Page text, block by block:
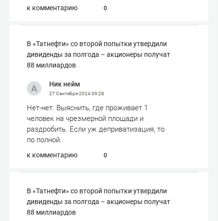
к комментарию 0
В «Татнефти» со второй попытки утвердили
дивиденды за полгода – акционеры получат
88 миллиардов
Ник нейм
27 Сентября 202409:28
Нет-нет. Выяснить, где проживает 1
человек на чрезмерной площади и
раздробить. Если уж деприватизация, то
по полной.
к комментарию 0
В «Татнефти» со второй попытки утвердили
дивиденды за полгода – акционеры получат
88 миллиардов